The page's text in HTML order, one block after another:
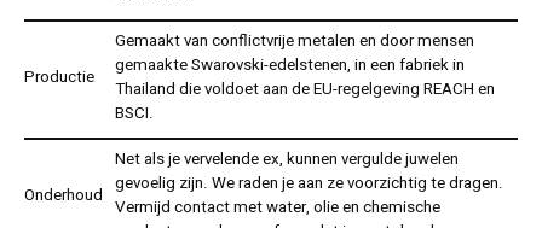
Productie
Gemaakt van conflictvrije metalen en door mensen
gemaakte Swarovski-edelstenen, in een fabriek in
Thailand die voldoet aan de EU-regelgeving REACH en
BSCI.
Onderhoud
Net als je vervelende ex, kunnen vergulde juwelen
gevoelig zijn. We raden je aan ze voorzichtig te dragen.
Vermijd contact met water, olie en chemische